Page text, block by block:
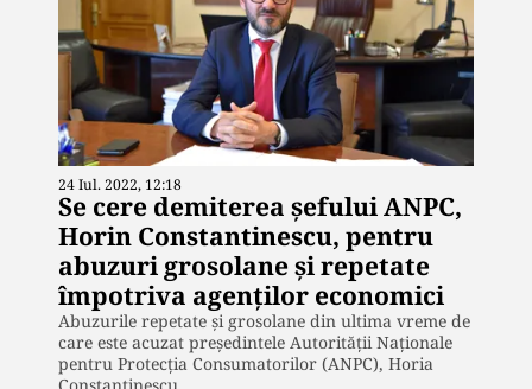
24 Iul. 2022, 12:18
Se cere demiterea șefului ANPC,
Horin Constantinescu, pentru
abuzuri grosolane și repetate
împotriva agenților economici
Abuzurile repetate și grosolane din ultima vreme de
care este acuzat președintele Autorității Naționale
pentru Protecția Consumatorilor (ANPC), Horia